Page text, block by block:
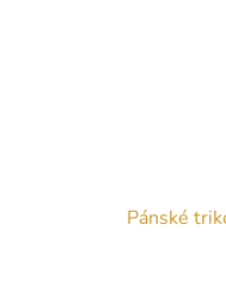
Pánské